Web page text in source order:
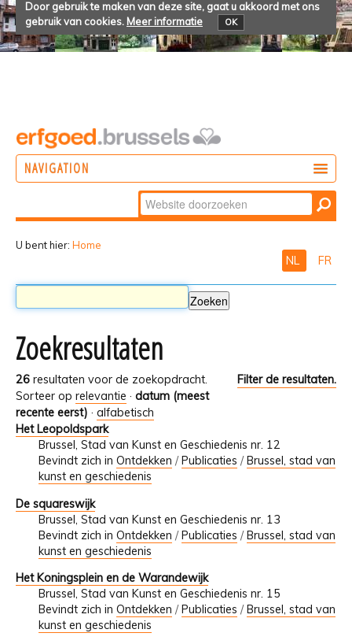
Door gebruik te maken van deze site, gaat u akkoord met ons
gebruik van cookies. Meer informatie OK
NAVIGATION
Zoek
Geavanceerd
U bent hier: Home
NL FR
Zoekresultaten
26 resultaten voor de zoekopdracht.
Filter de resultaten.
Sorteer op relevantie · datum (meest
recente eerst) · alfabetisch
Het Leopoldspark
Brussel, Stad van Kunst en Geschiedenis nr. 12
Bevindt zich in Ontdekken /Publicaties /Brussel, stad van
kunst en geschiedenis
De squareswijk
Brussel, Stad van Kunst en Geschiedenis nr. 13
Bevindt zich in Ontdekken /Publicaties /Brussel, stad van
kunst en geschiedenis
Het Koningsplein en de Warandewijk
Brussel, Stad van Kunst en Geschiedenis nr. 15
Bevindt zich in Ontdekken /Publicaties /Brussel, stad van
kunst en geschiedenis